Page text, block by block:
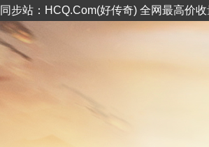
同步站：HCQ.Com(好传奇) 全网最高价